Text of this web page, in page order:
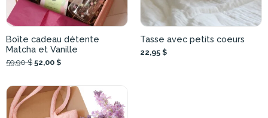
Boîte cadeau détente
Matcha et Vanille
59,90 $ 52,00 $
Tasse avec petits coeurs
22,95 $